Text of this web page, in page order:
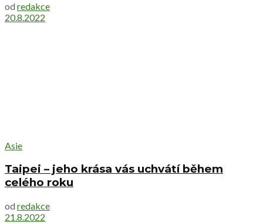
od redakce
20.8.2022
Asie
Taipei – jeho krása vás uchvátí během
celého roku
od redakce
21.8.2022